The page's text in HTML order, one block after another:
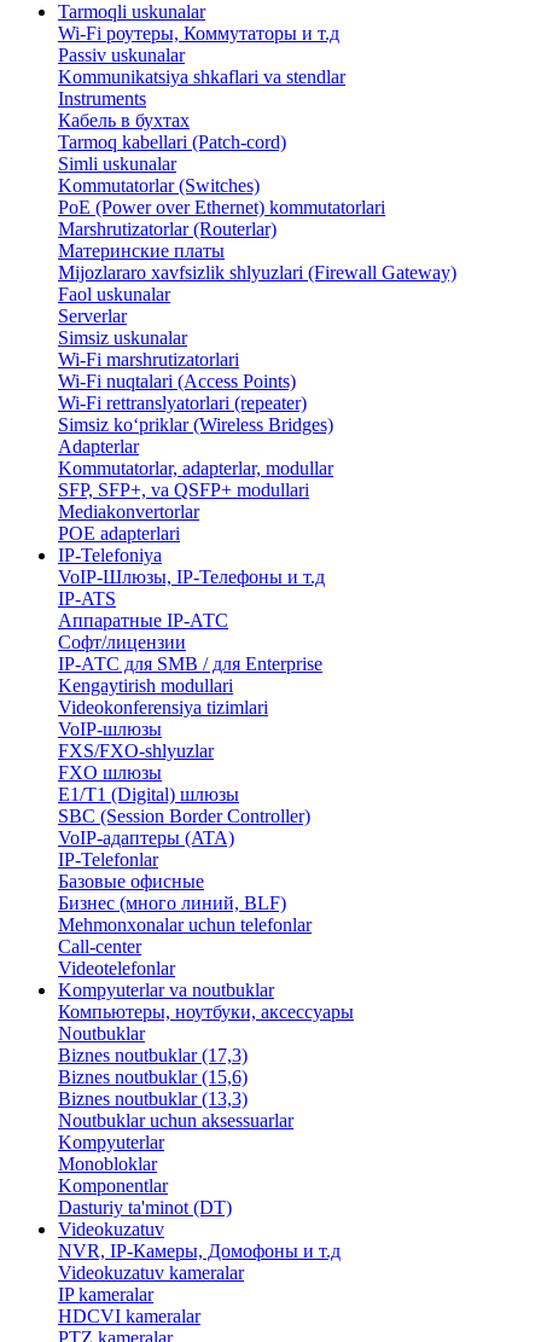
Tarmoqli uskunalar
Wi-Fi роутеры, Коммутаторы и т.д
Passiv uskunalar
Kommunikatsiya shkaflari va stendlar
Instruments
Кабель в бухтах
Tarmoq kabellari (Patch-cord)
Simli uskunalar
Kommutatorlar (Switches)
PoE (Power over Ethernet) kommutatorlari
Marshrutizatorlar (Routerlar)
Материнские платы
Mijozlararo xavfsizlik shlyuzlari (Firewall Gateway)
Faol uskunalar
Serverlar
Simsiz uskunalar
Wi-Fi marshrutizatorlari
Wi-Fi nuqtalari (Access Points)
Wi-Fi rettranslyatorlari (repeater)
Simsiz ko‘priklar (Wireless Bridges)
Adapterlar
Kommutatorlar, adapterlar, modullar
SFP, SFP+, va QSFP+ modullari
Mediakonvertorlar
POE adapterlari
IP-Telefoniya
VoIP-Шлюзы, IP-Телефоны и т.д
IP-ATS
Аппаратные IP-АТС
Софт/лицензии
IP-АТС для SMB / для Enterprise
Kengaytirish modullari
Videokonferensiya tizimlari
VoIP-шлюзы
FXS/FXO-shlyuzlar
FXO шлюзы
E1/T1 (Digital) шлюзы
SBC (Session Border Controller)
VoIP-адаптеры (ATA)
IP-Telefonlar
Базовые офисные
Бизнес (много линий, BLF)
​Mehmonxonalar uchun telefonlar
Call-center
​Videotelefonlar
Kompyuterlar va noutbuklar
Компьютеры, ноутбуки, аксессуары
Noutbuklar
Biznes noutbuklar (17,3)
Biznes noutbuklar (15,6)
Biznes noutbuklar (13,3)
Noutbuklar uchun aksessuarlar
Kompyuterlar
Monobloklar
Komponentlar
Dasturiy ta'minot (DT)
Videokuzatuv
NVR, IP-Камеры, Домофоны и т.д
Videokuzatuv kameralar
IP kameralar
HDCVI kameralar
PTZ kameralar